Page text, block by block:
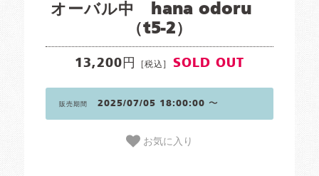
オーバル中 hana odoru
（t5-2）
13,200円 [税込] SOLD OUT
販売期間 2025/07/05 18:00:00 〜
お気に入り